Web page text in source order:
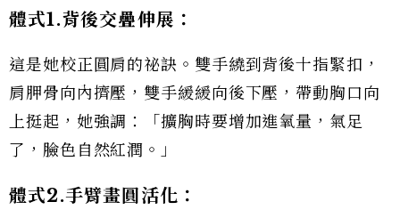
體式1.背後交疊伸展：
這是她校正圓肩的祕訣。雙手繞到背後十指緊扣，
肩胛骨向內擠壓，雙手緩緩向後下壓，帶動胸口向
上挺起，她強調：「擴胸時要增加進氧量，氣足
了，臉色自然紅潤。」
體式2.手臂畫圓活化：